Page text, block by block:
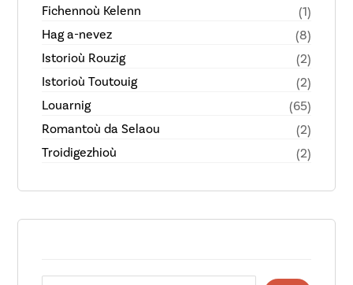
Fichennoù Kelenn
(1)
Hag a-nevez
(8)
Istorioù Rouzig
(2)
Istorioù Toutouig
(2)
Louarnig
(65)
Romantoù da Selaou
(2)
Troidigezhioù
(2)